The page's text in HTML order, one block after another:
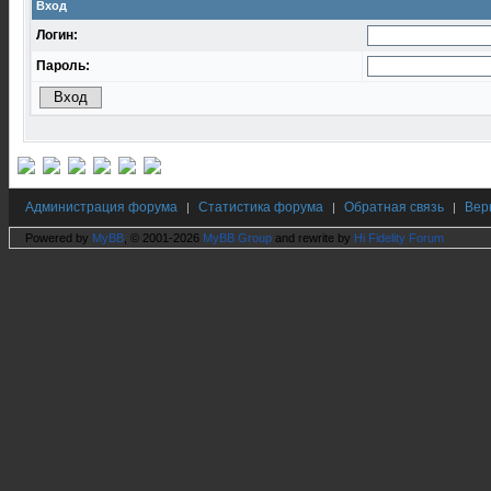
Вход
Логин:
Пароль:
Администрация форума | Статистика форума | Обратная связь |
Powered by MyBB , © 2001-2026 MyBB Group and rewrite by Hi Fidelity Forum